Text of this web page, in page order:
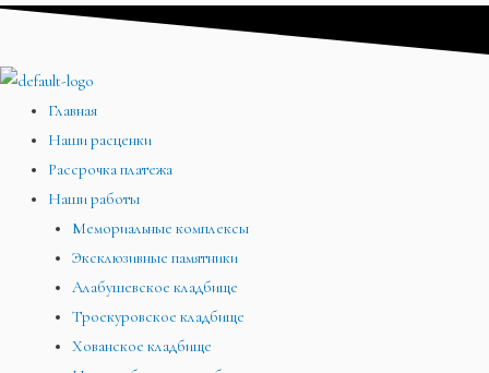
Главная
Наши расценки
Рассрочка платежа
Наши работы
Мемориальные комплексы
Эксклюзивные памятники
Алабушевское кладбище
Троекуровское кладбище
Хованское кладбище